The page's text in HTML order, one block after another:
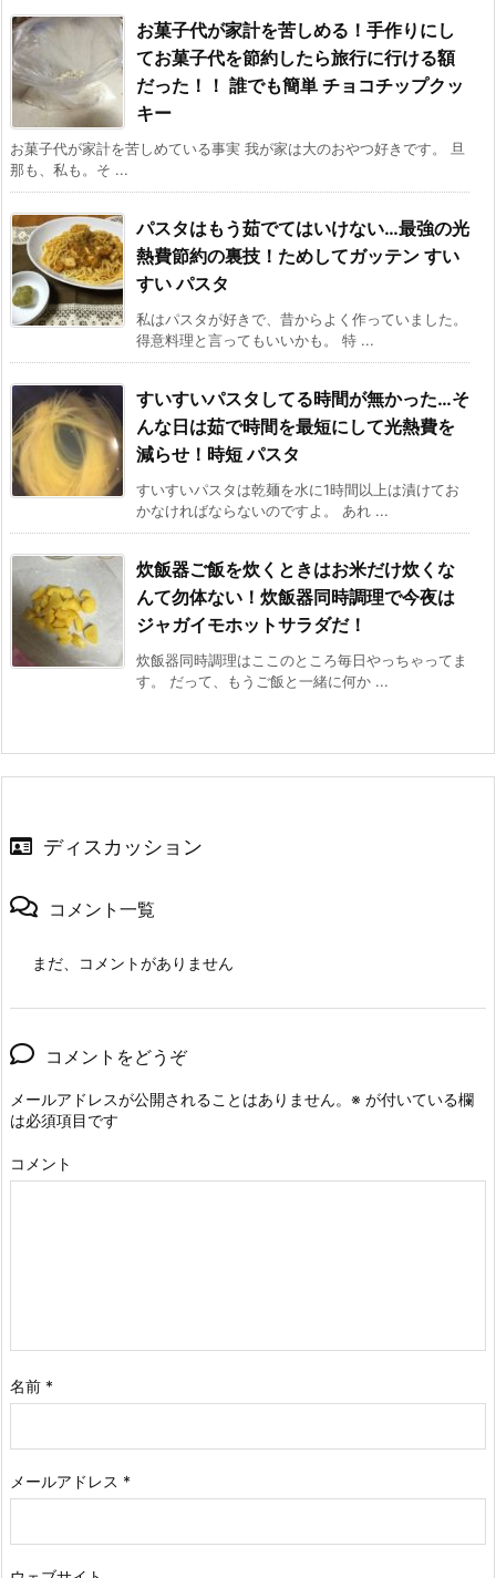
お菓子代が家計を苦しめる！手作りにし
てお菓子代を節約したら旅行に行ける額
だった！！ 誰でも簡単 チョコチップクッ
キー
お菓子代が家計を苦しめている事実 我が家は大のおやつ好きです。 旦
那も、私も。そ ...
パスタはもう茹でてはいけない…最強の光
熱費節約の裏技！ためしてガッテン すい
すい パスタ
私はパスタが好きで、昔からよく作っていました。
得意料理と言ってもいいかも。 特 ...
すいすいパスタしてる時間が無かった…そ
んな日は茹で時間を最短にして光熱費を
減らせ！時短 パスタ
すいすいパスタは乾麺を水に1時間以上は漬けてお
かなければならないのですよ。 あれ ...
炊飯器ご飯を炊くときはお米だけ炊くな
んて勿体ない！炊飯器同時調理で今夜は
ジャガイモホットサラダだ！
炊飯器同時調理はここのところ毎日やっちゃってま
す。 だって、もうご飯と一緒に何か ...
ディスカッション
コメント一覧
まだ、コメントがありません
コメントをどうぞ
メールアドレスが公開されることはありません。 ※ が付いている欄
は必須項目です
コメント
名前 *
メールアドレス *